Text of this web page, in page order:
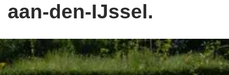
aan-den-IJssel.